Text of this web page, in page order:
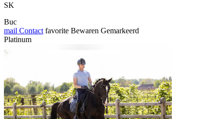
SK
Buc
mail Contact favorite Bewaren Gemarkeerd
Platinum